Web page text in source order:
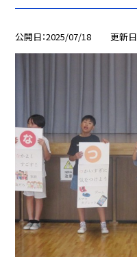
公開日 2025/07/18 更新日